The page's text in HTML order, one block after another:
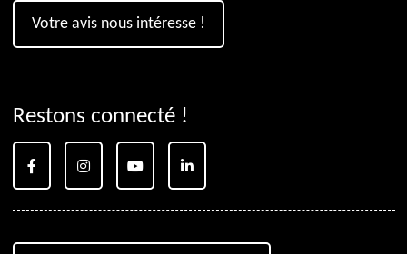
Votre avis nous intéresse !
Restons connecté !